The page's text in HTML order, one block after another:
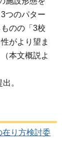
つのパター
のの「3校
がより望ま
本文概説よ
。
り方検討委